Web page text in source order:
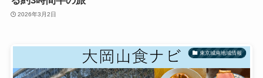
2026年3月2日
東京城南地域情報